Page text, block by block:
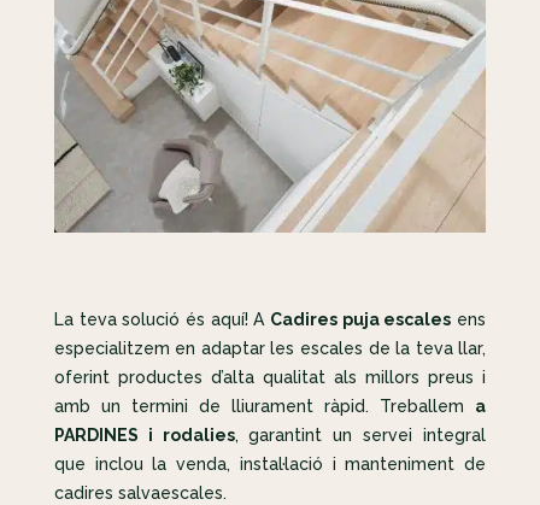
La teva solució és aquí! A Cadires puja escales ens
especialitzem en adaptar les escales de la teva llar,
oferint productes d’alta qualitat als millors preus i
amb un termini de lliurament ràpid. Treballem a
PARDINES i rodalies, garantint un servei integral
que inclou la venda, instal·lació i manteniment de
cadires salvaescales.